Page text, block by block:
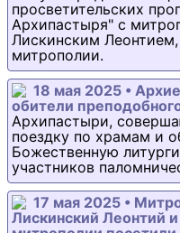
просветительских
Архипастыря" с
Лискинским
митрополии.
18 мая 2025 •
обители
Архипастыри,
поездку по храмам и
Божественную
участников
17 мая 2025 •
Лискинский Леонтий